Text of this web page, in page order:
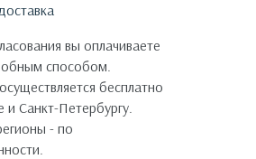
вы оплачиваете
способом.
бесплатно
Санкт-Петербургу.
- по